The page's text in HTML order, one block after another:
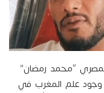
“محمد رمضان”
وجود علم المغرب في